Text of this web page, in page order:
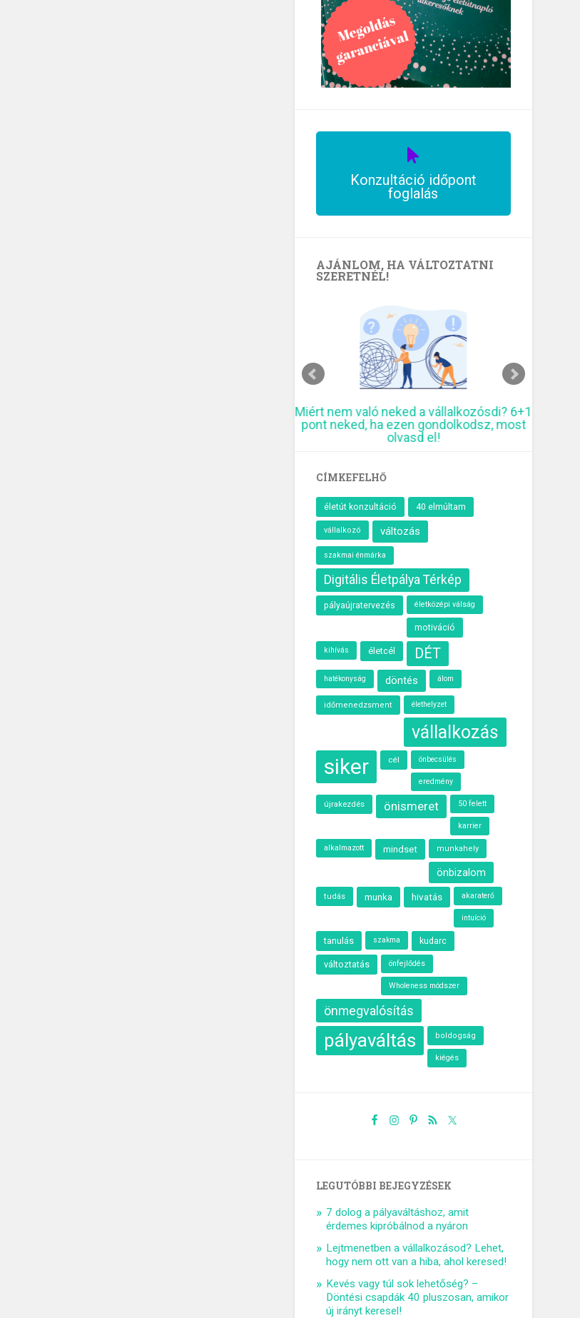
Konzultáció időpont
foglalás
AJÁNLOM, HA VÁLTOZTATNI
SZERETNÉL!
Miért nem való neked a vállalkozósdi? 6+1
pont neked, ha ezen gondolkodsz, most
olvasd el!
CÍMKEFELHŐ
életút konzultáció 40 elmúltam
vállalkozó változás
szakmai énmárka
Digitális Életpálya Térkép
pályaújratervezés életközépi válság
motiváció
kihívás életcél DÉT
hatékonyság döntés álom
időmenedzsment élethelyzet
vállalkozás
siker cél önbecsülés
eredmény
újrakezdés önismeret 50 felett
karrier
alkalmazott mindset munkahely
önbizalom
tudás munka hivatás akaraterő
intuíció
tanulás szakma kudarc
változtatás önfejlődés
Wholeness módszer
önmegvalósítás
pályaváltás boldogság
kiégés
LEGUTÓBBI BEJEGYZÉSEK
7 dolog a pályaváltáshoz, amit
érdemes kipróbálnod a nyáron
Lejtmenetben a vállalkozásod? Lehet,
hogy nem ott van a hiba, ahol keresed!
Kevés vagy túl sok lehetőség? –
Döntési csapdák 40 pluszosan, amikor
új irányt keresel!